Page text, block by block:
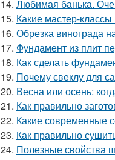
14. Любимая банька.
15. Какие мастер-
16. Обрезка винограда
17. Фундамент из плит
18. Как сделать
19. Почему свеклу для
20. Весна или осень:
21. Как правильно
22. Какие современные
23. Как правильно
24. Полезные свойства